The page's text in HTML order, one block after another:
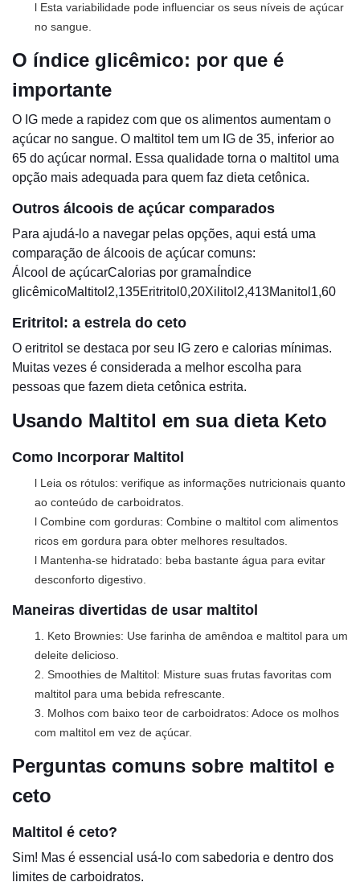
l Esta variabilidade pode influenciar os seus níveis de açúcar
no sangue.
O índice glicêmico: por que é
importante
O IG mede a rapidez com que os alimentos aumentam o
açúcar no sangue. O maltitol tem um IG de 35, inferior ao
65 do açúcar normal. Essa qualidade torna o maltitol uma
opção mais adequada para quem faz dieta cetônica.
Outros álcoois de açúcar comparados
Para ajudá-lo a navegar pelas opções, aqui está uma
comparação de álcoois de açúcar comuns:
Álcool de açúcarCalorias por gramaÍndice
glicêmicoMaltitol2,135Eritritol0,20Xilitol2,413Manitol1,60
Eritritol: a estrela do ceto
O eritritol se destaca por seu IG zero e calorias mínimas.
Muitas vezes é considerada a melhor escolha para
pessoas que fazem dieta cetônica estrita.
Usando Maltitol em sua dieta Keto
Como Incorporar Maltitol
l Leia os rótulos: verifique as informações nutricionais quanto
ao conteúdo de carboidratos.
l Combine com gorduras: Combine o maltitol com alimentos
ricos em gordura para obter melhores resultados.
l Mantenha-se hidratado: beba bastante água para evitar
desconforto digestivo.
Maneiras divertidas de usar maltitol
1. Keto Brownies: Use farinha de amêndoa e maltitol para um
deleite delicioso.
2. Smoothies de Maltitol: Misture suas frutas favoritas com
maltitol para uma bebida refrescante.
3. Molhos com baixo teor de carboidratos: Adoce os molhos
com maltitol em vez de açúcar.
Perguntas comuns sobre maltitol e
ceto
Maltitol é ceto?
Sim! Mas é essencial usá-lo com sabedoria e dentro dos
limites de carboidratos.